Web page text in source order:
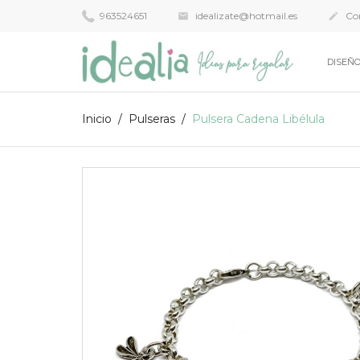
963524651  idealizate@hotmail.es 
Inicio Pulseras Pulsera Cadena Libélula